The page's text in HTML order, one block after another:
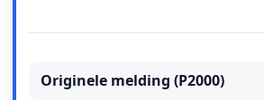
Originele melding (P2000)